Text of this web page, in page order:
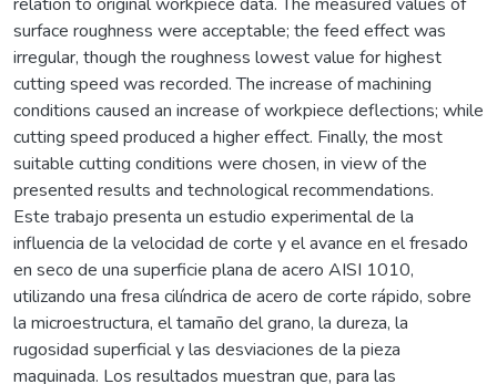
surface roughness were acceptable; the feed effect was
irregular, though the roughness lowest value for highest
cutting speed was recorded. The increase of machining
conditions caused an increase of workpiece deflections; while
cutting speed produced a higher effect. Finally, the most
suitable cutting conditions were chosen, in view of the
presented results and technological recommendations.
Este trabajo presenta un estudio experimental de la
influencia de la velocidad de corte y el avance en el fresado
en seco de una superficie plana de acero AISI 1010,
utilizando una fresa cilíndrica de acero de corte rápido, sobre
la microestructura, el tamaño del grano, la dureza, la
rugosidad superficial y las desviaciones de la pieza
maquinada. Los resultados muestran que, para las